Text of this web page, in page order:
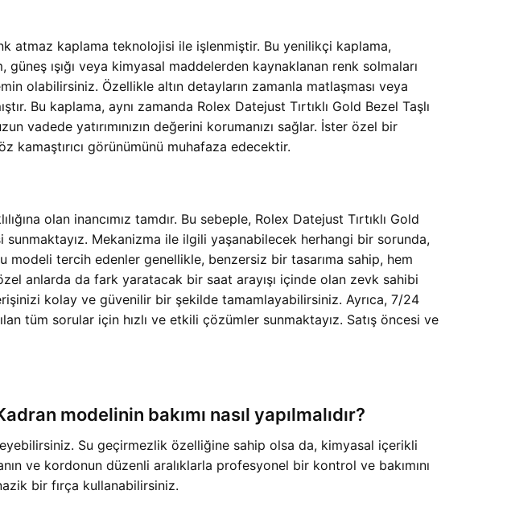
atmaz kaplama teknolojisi ile işlenmiştir. Bu yenilikçi kaplama,
ışığı veya kimyasal maddelerden kaynaklanan renk solmaları
olabilirsiniz. Özellikle altın detayların zamanla matlaşması veya
Bu kaplama, aynı zamanda Rolex Datejust Tırtıklı Gold Bezel Taşlı
vadede yatırımınızın değerini korumanızı sağlar. İster özel bir
görünümünü muhafaza edecektir.
olan inancımız tamdır. Bu sebeple, Rolex Datejust Tırtıklı Gold
Mekanizma ile ilgili yaşanabilecek herhangi bir sorunda,
modeli tercih edenler genellikle, benzersiz bir tasarıma sahip, hem
anlarda da fark yaratacak bir saat arayışı içinde olan zevk sahibi
kolay ve güvenilir bir şekilde tamamlayabilirsiniz. Ayrıca, 7/24
tüm sorular için hızlı ve etkili çözümler sunmaktayız. Satış öncesi ve
modelinin bakımı nasıl yapılmalıdır?
Su geçirmezlik özelliğine sahip olsa da, kimyasal içerikli
ve kordonun düzenli aralıklarla profesyonel bir kontrol ve bakımını
bir fırça kullanabilirsiniz.